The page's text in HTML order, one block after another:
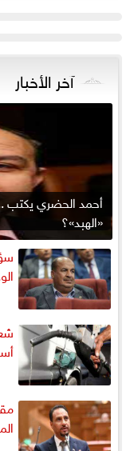
آخر الأخبار
أحمد الحضري يكتب
«الهبد»؟